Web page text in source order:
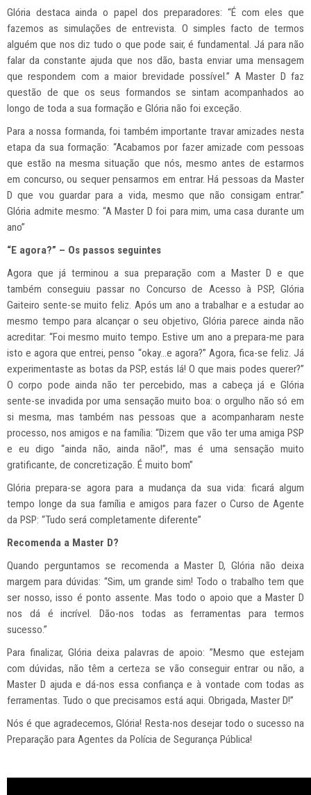
Glória destaca ainda o papel dos preparadores: “É com eles que
fazemos as simulações de entrevista. O simples facto de termos
alguém que nos diz tudo o que pode sair, é fundamental. Já para não
falar da constante ajuda que nos dão, basta enviar uma mensagem
que respondem com a maior brevidade possível.” A Master D faz
questão de que os seus formandos se sintam acompanhados ao
longo de toda a sua formação e Glória não foi exceção.
Para a nossa formanda, foi também importante travar amizades nesta
etapa da sua formação: “Acabamos por fazer amizade com pessoas
que estão na mesma situação que nós, mesmo antes de estarmos
em concurso, ou sequer pensarmos em entrar. Há pessoas da Master
D que vou guardar para a vida, mesmo que não consigam entrar.”
Glória admite mesmo: “A Master D foi para mim, uma casa durante um
ano”
“E agora?” – Os passos seguintes
Agora que já terminou a sua preparação com a Master D e que
também conseguiu passar no Concurso de Acesso à PSP, Glória
Gaiteiro sente-se muito feliz. Após um ano a trabalhar e a estudar ao
mesmo tempo para alcançar o seu objetivo, Glória parece ainda não
acreditar: “Foi mesmo muito tempo. Estive um ano a prepara-me para
isto e agora que entrei, penso “okay…e agora?” Agora, fica-se feliz. Já
experimentaste as botas da PSP, estás lá! O que mais podes querer?”
O corpo pode ainda não ter percebido, mas a cabeça já e Glória
sente-se invadida por uma sensação muito boa: o orgulho não só em
si mesma, mas também nas pessoas que a acompanharam neste
processo, nos amigos e na família: “Dizem que vão ter uma amiga PSP
e eu digo “ainda não, ainda não!”, mas é uma sensação muito
gratificante, de concretização. É muito bom”
Glória prepara-se agora para a mudança da sua vida: ficará algum
tempo longe da sua família e amigos para fazer o Curso de Agente
da PSP: “Tudo será completamente diferente”
Recomenda a Master D?
Quando perguntamos se recomenda a Master D, Glória não deixa
margem para dúvidas: “Sim, um grande sim! Todo o trabalho tem que
ser nosso, isso é ponto assente. Mas todo o apoio que a Master D
nos dá é incrível. Dão-nos todas as ferramentas para termos
sucesso.”
Para finalizar, Glória deixa palavras de apoio: ”Mesmo que estejam
com dúvidas, não têm a certeza se vão conseguir entrar ou não, a
Master D ajuda e dá-nos essa confiança e à vontade com todas as
ferramentas. Tudo o que precisamos está aqui. Obrigada, Master D!”
Nós é que agradecemos, Glória! Resta-nos desejar todo o sucesso na
Preparação para Agentes da Polícia de Segurança Pública!